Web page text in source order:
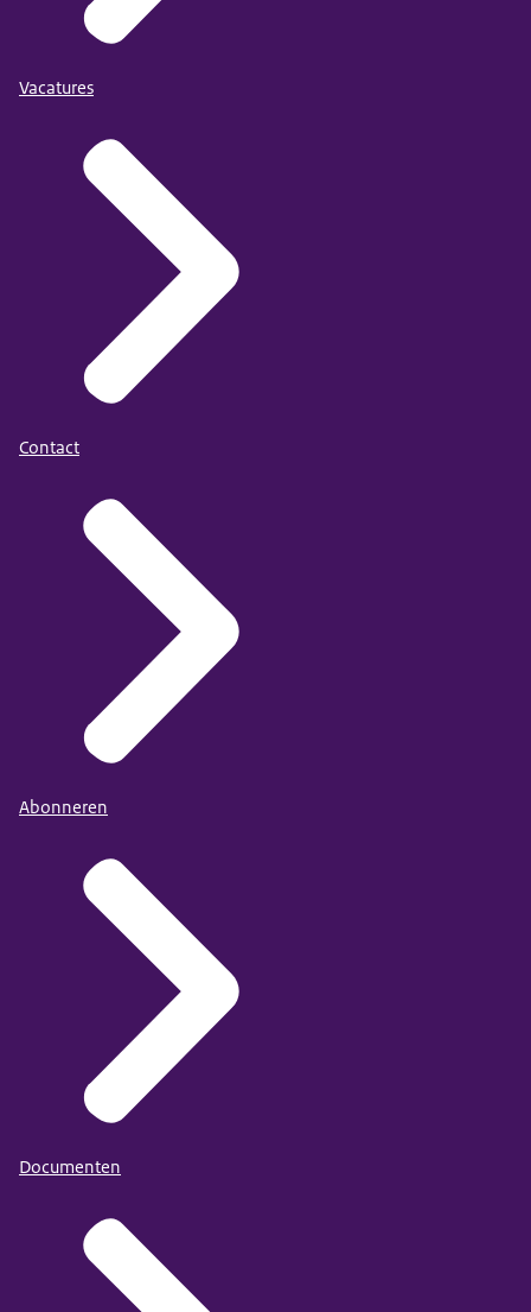
Vacatures
Contact
Abonneren
Documenten